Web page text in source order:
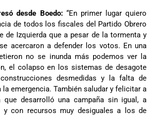
desde Boedo:“En primer lugar quiero
de todos los fiscales del Partido Obrero
de Izquierda que a pesar de la tormenta y
acercaron a defender los votos. En una
no se inunda más podemos ver la
el colapso en los sistemas de desagote
desmedidas y la falta de
emergencia. También saludar y felicitar a
desarrolló una campaña sin igual, a
y con recursos muy desiguales a los de